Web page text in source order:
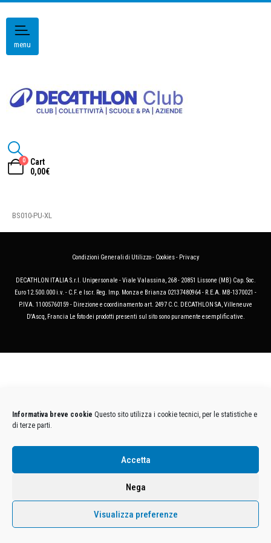
Informativa breve cookie Questo sito utilizza i cookie tecnici, per le statistiche e
di terze parti.
Accetta
Nega
Visualizza preferenze
menu
0
Cart
0,00€
BS010-PU-XL
Condizioni Generali di Utilizzo- Cookies- Privacy
DECATHLON ITALIA S.r.l. Unipersonale - Viale Valassina, 268 - 20851 Lissone (MB) Cap. Soc.
Euro 12.500.000 i.v. - C.F. e Iscr. Reg. Imp. Monza e Brianza 02137480964 - R.E.A. MB-1370021 -
P.IVA. 11005760159 - Direzione e coordinamento art. 2497 C.C. DECATHLON SA, Villeneuve
D'Ascq, Francia Le foto dei prodotti presenti sul sito sono puramente esemplificative.